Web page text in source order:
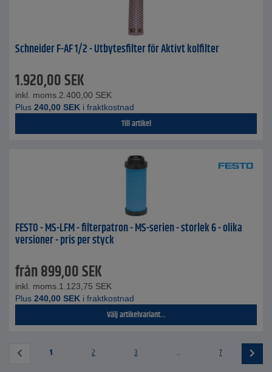
Schneider F-AF 1/2 - Utbytesfilter för Aktivt kolfilter
1.920,00SEK
inkl. moms. 2.400,00 SEK
Plus 240,00 SEK i fraktkostnad
Till artikel
FESTO - MS-LFM - filterpatron - MS-serien - storlek 6 - olika
versioner - pris per styck
från899,00SEK
inkl. moms. 1.123,75 SEK
Plus 240,00 SEK i fraktkostnad
Välj artikelvariant...
1 2 3 ... 7